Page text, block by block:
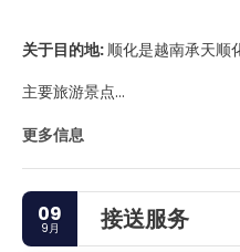
关于目的地:顺化是越南承天顺
主要旅游景点
- 胡志明博物馆。包含有关胡志
- 皇城。前皇城所在地和顺化
群，包括寺庙、亭台楼阁、护
画廊，展示了越南历史各个时期
更多信息
09
9月 接送服务